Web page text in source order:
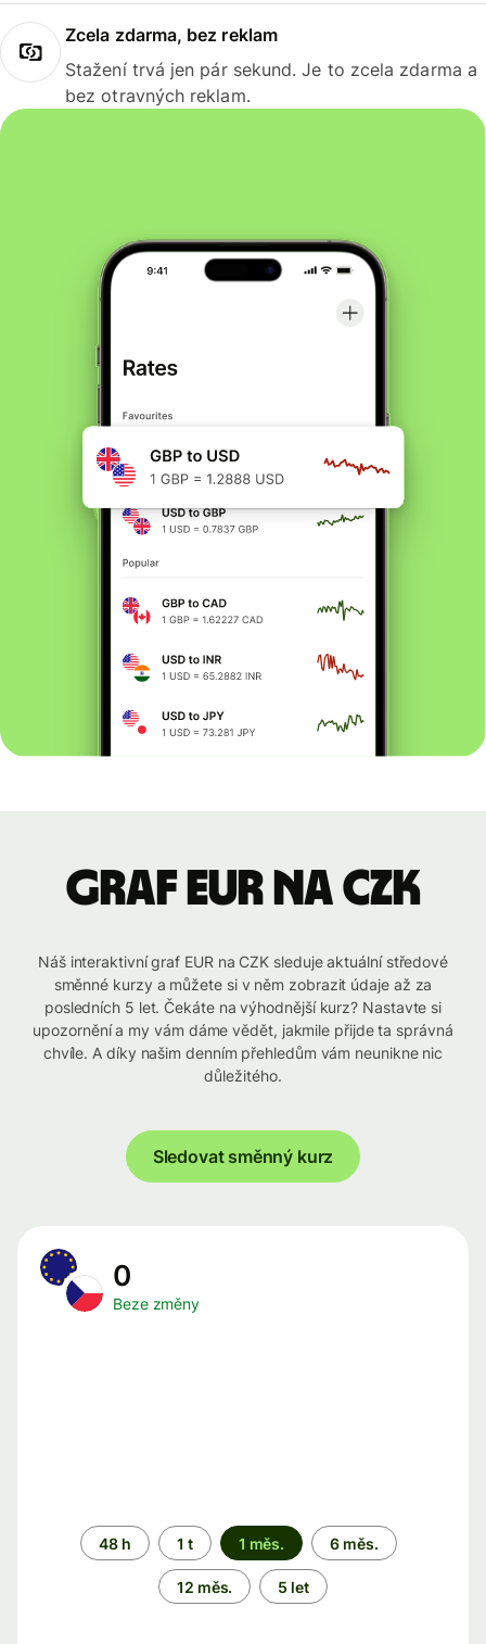
Zcela zdarma, bez reklam
Stažení trvá jen pár sekund. Je to zcela zdarma a
bez otravných reklam.
graf EUR na CZK
Náš interaktivní graf EUR na CZK sleduje aktuální středové
směnné kurzy a můžete si v něm zobrazit údaje až za
posledních 5 let. Čekáte na výhodnější kurz? Nastavte si
upozornění a my vám dáme vědět, jakmile přijde ta správná
chvíle. A díky našim denním přehledům vám neunikne nic
důležitého.
Sledovat směnný kurz
0
Beze změny
Časové
období
48 h 1 t 1 měs. 6 měs.
12 měs. 5 let